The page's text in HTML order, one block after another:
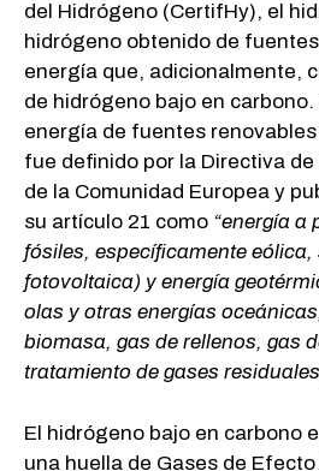
del Hidrógeno (CertifHy), el
hidrógeno obtenido de
energía que, adicionalmente,
de hidrógeno bajo en
energía de fuentes
fue definido por la Directiva
de la Comunidad Europea y
su artículo 21 como “energía a
fósiles, específicamente
fotovoltaica) y energía
olas y otras energías
biomasa, gas de rellenos, gas
tratamiento de gases
El hidrógeno bajo en carbono
una huella de Gases de